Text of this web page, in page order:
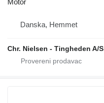
Motor
Danska, Hemmet
Chr. Nielsen - Tingheden A/S